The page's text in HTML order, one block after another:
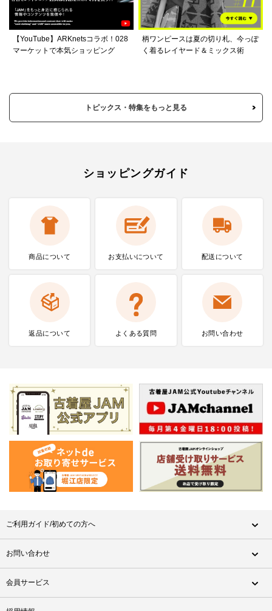
【YouTube】ARKnetsコラボ！028
マーケットで本気ショッピング
柄ワンピースは夏の切り札、今っぽ
く着るレイヤード＆ミックス術
トピックス・特集をもっと見る
ショッピングガイド
商品について お支払いについて 配送について
返品について よくある質問 お問い合わせ
ご利用ガイド/初めての方へ
お問い合わせ
会員サービス